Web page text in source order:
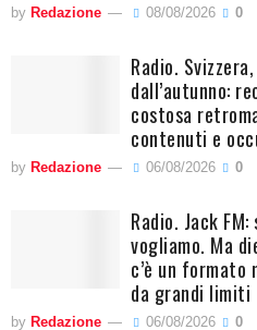
by Redazione 08/08/2026 0
Radio.
dall’autunno:
costosa
contenuti e
by Redazione 06/08/2026 0
Radio. Jack
vogliamo. Ma
c’è un formato
da grandi limiti
by Redazione 06/08/2026 0